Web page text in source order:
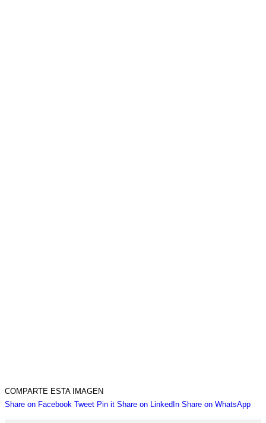
COMPARTE ESTA IMAGEN
Share on Facebook Share
TweetShare
Pin itShare
Share on LinkedInShare
Share on WhatsApp